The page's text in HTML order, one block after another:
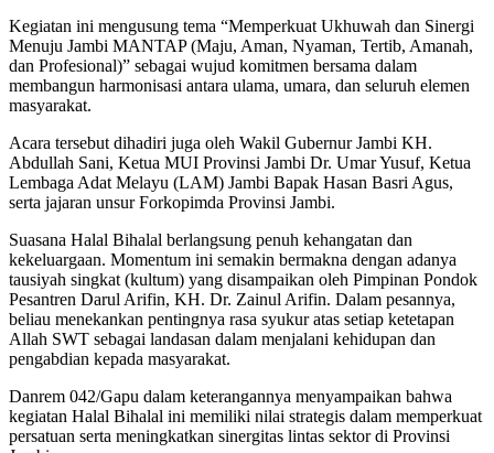
Kegiatan ini mengusung tema “Memperkuat Ukhuwah dan Sinergi
Menuju Jambi MANTAP (Maju, Aman, Nyaman, Tertib, Amanah,
dan Profesional)” sebagai wujud komitmen bersama dalam
membangun harmonisasi antara ulama, umara, dan seluruh elemen
masyarakat.
Acara tersebut dihadiri juga oleh Wakil Gubernur Jambi KH.
Abdullah Sani, Ketua MUI Provinsi Jambi Dr. Umar Yusuf, Ketua
Lembaga Adat Melayu (LAM) Jambi Bapak Hasan Basri Agus,
serta jajaran unsur Forkopimda Provinsi Jambi.
Suasana Halal Bihalal berlangsung penuh kehangatan dan
kekeluargaan. Momentum ini semakin bermakna dengan adanya
tausiyah singkat (kultum) yang disampaikan oleh Pimpinan Pondok
Pesantren Darul Arifin, KH. Dr. Zainul Arifin. Dalam pesannya,
beliau menekankan pentingnya rasa syukur atas setiap ketetapan
Allah SWT sebagai landasan dalam menjalani kehidupan dan
pengabdian kepada masyarakat.
Danrem 042/Gapu dalam keterangannya menyampaikan bahwa
kegiatan Halal Bihalal ini memiliki nilai strategis dalam memperkuat
persatuan serta meningkatkan sinergitas lintas sektor di Provinsi